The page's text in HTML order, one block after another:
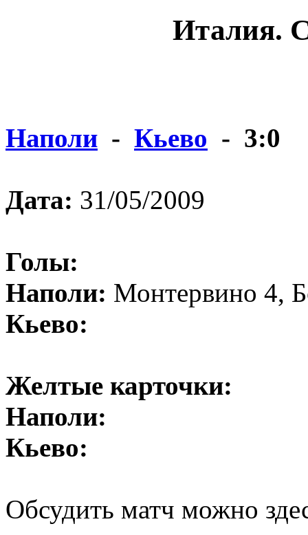
Италия.
Наполи - Кьево - 3:0
Дата: 31/05/2009
Голы:
Наполи: Монтервино 4,
Кьево:
Желтые карточки:
Наполи:
Кьево:
Обсудить матч можно